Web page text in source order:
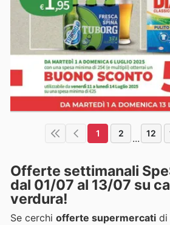
1 2 ... 12
Offerte settimanali
dal 01/07 al 13/07 su
verdura!
Se cerchi offerte supermercati di